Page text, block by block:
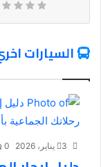
السيارات
3 يناير، 2026 0